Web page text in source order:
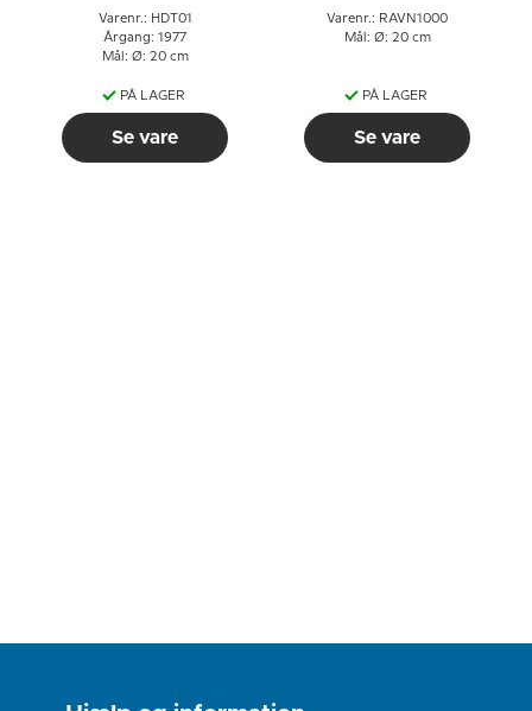
Varenr.: HDT01
Årgang: 1977
Mål: Ø: 20 cm
PÅ LAGER
Se vare
Varenr.: RAVN1000
Mål: Ø: 20 cm
PÅ LAGER
Se vare